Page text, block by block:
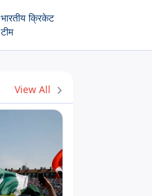
भारतीय क्रिकेट
टीम
View All